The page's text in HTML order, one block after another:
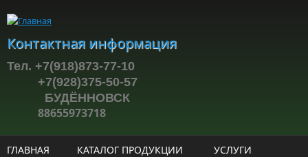
Контактная информация
Тел. +7(918)873-77-10
+7(928)375-50-57
БУДЁННОВСК
88655973718
ГЛАВНАЯ КАТАЛОГ ПРОДУКЦИИ УСЛУГИ